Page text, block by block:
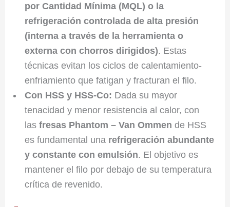
por Cantidad Mínima (MQL) o la
refrigeración controlada de alta presión
(interna a través de la herramienta o
externa con chorros dirigidos). Estas
técnicas evitan los ciclos de calentamiento-
enfriamiento que fatigan y fracturan el filo.
Con HSS y HSS-Co: Dada su mayor
tenacidad y menor resistencia al calor, con
las fresas Phantom – Van Ommen de HSS
es fundamental una refrigeración abundante
y constante con emulsión. El objetivo es
mantener el filo por debajo de su temperatura
crítica de revenido.